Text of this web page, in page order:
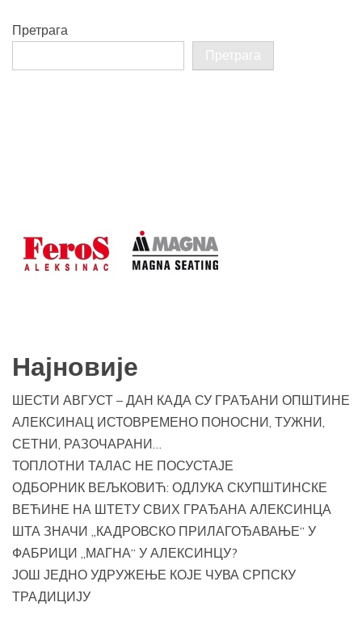
Претрага
Претрага
Најновије
ШЕСТИ АВГУСТ – ДАН КАДА СУ ГРАЂАНИ ОПШТИНЕ
АЛЕКСИНАЦ ИСТОВРЕМЕНО ПОНОСНИ, ТУЖНИ,
СЕТНИ, РАЗОЧАРАНИ…
ТОПЛОТНИ ТАЛАС НЕ ПОСУСТАЈЕ
ОДБОРНИК ВЕЉКОВИЋ: ОДЛУКА СКУПШТИНСКЕ
ВЕЋИНЕ НА ШТЕТУ СВИХ ГРАЂАНА АЛЕКСИНЦА
ШТА ЗНАЧИ „КАДРОВСКО ПРИЛАГОЂАВАЊЕ“ У
ФАБРИЦИ „МАГНА“ У АЛЕКСИНЦУ?
ЈОШ ЈЕДНО УДРУЖЕЊЕ КОЈЕ ЧУВА СРПСКУ
ТРАДИЦИЈУ